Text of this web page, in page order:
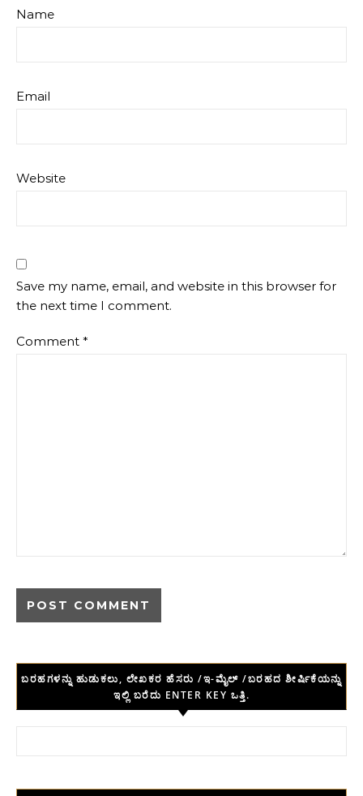
Name
Email
Website
Save my name, email, and website in this browser for
the next time I comment.
Comment *
ಬರಹಗಳನ್ನು ಹುಡುಕಲು, ಲೇಖಕರ ಹೆಸರು /ಇ-ಮೈಲ್ /ಬರಹದ ಶೀರ್ಷಿಕೆಯನ್ನು
ಇಲ್ಲಿ ಬರೆದು ENTER KEY ಒತ್ತಿ.